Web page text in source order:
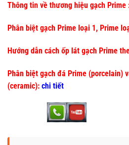
Thông tin về thương hiệu gạch Prime
Phân biệt gạch Prime loại 1, Prime
Hướng dẫn cách ốp lát gạch Prime
Phân biệt gạch đá Prime (porcelain)
(ceramic): chi tiết